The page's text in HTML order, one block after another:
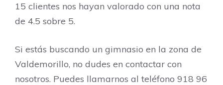
15 clientes nos hayan valorado con una nota
de 4.5 sobre 5.
Si estás buscando un gimnasio en la zona de
Valdemorillo, no dudes en contactar con
nosotros. Puedes llamarnos al teléfono 918 96